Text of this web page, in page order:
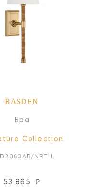
BASDEN
Бра
Collection
NRT-L
53 865 ₽